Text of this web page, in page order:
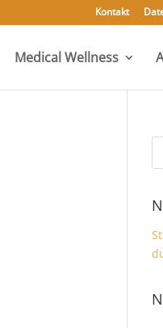
Kontakt
Medical Wellness